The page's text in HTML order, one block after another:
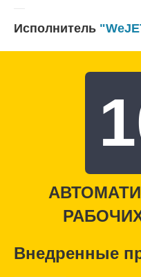
Исполнитель
Внедренные